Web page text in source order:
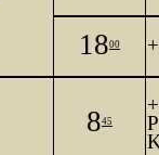
1800
845